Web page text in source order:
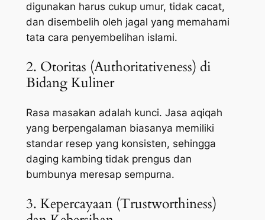
digunakan harus cukup umur, tidak cacat,
dan disembelih oleh jagal yang memahami
tata cara penyembelihan islami.
2. Otoritas (Authoritativeness) di
Bidang Kuliner
Rasa masakan adalah kunci. Jasa aqiqah
yang berpengalaman biasanya memiliki
standar resep yang konsisten, sehingga
daging kambing tidak prengus dan
bumbunya meresap sempurna.
3. Kepercayaan (Trustworthiness)